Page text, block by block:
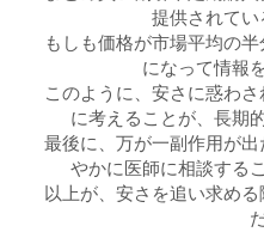
提供されてい
もしも価格が市場平均の
になって情報
このように、安さに惑わ
に考えることが、長期
最後に、万が一副作用が
やかに医師に相談する
以上が、安さを追い求め